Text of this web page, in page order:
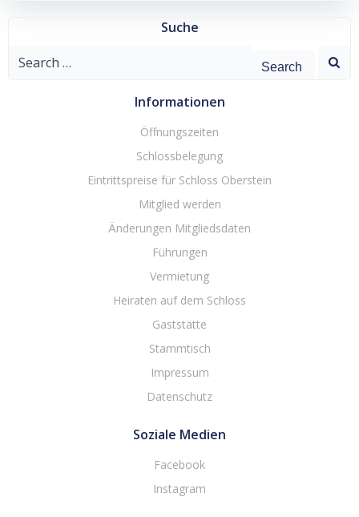
Suche
Search
Informationen
Öffnungszeiten
Schlossbelegung
Eintrittspreise für Schloss Oberstein
Mitglied werden
Änderungen Mitgliedsdaten
Führungen
Vermietung
Heiraten auf dem Schloss
Gaststätte
Stammtisch
Impressum
Datenschutz
Soziale Medien
Facebook
Instagram